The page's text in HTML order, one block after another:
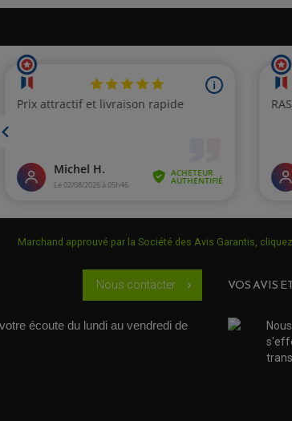
Marchand approuvé par la Société des Avis Garantis,
Nous contacter chevron_right
écoute du lundi au vendredi de
VOS AVIS